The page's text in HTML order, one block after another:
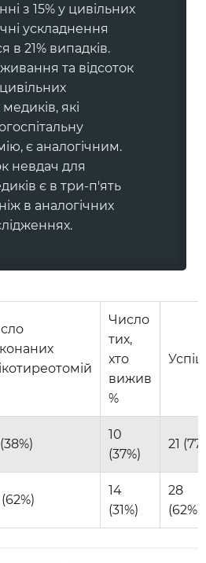
з 15% у цивільних
ускладнення
в 21% випадків.
та відсоток
які
є аналогічним.
невдач для
є в три-п'ять
в аналогічних
Число
тих,
хто
вижив
%
10
(37%)
21
14
(31%)
28
(62%)